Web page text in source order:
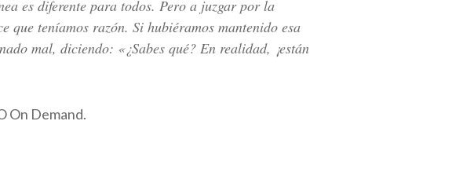
es diferente para todos. Pero a juzgar por la
que teníamos razón. Si hubiéramos mantenido esa
mal, diciendo: «¿Sabes qué? En realidad, ¡están
On Demand.